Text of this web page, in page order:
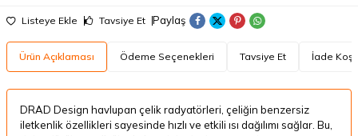
Listeye Ekle Tavsiye Et Paylaş
Ürün Açıklaması Ödeme Seçenekleri Tavsiye Et İade
DRAD Design havlupan çelik radyatörleri, çeliğin benzersiz
iletkenlik özellikleri sayesinde hızlı ve etkili ısı dağılımı sağlar. Bu,